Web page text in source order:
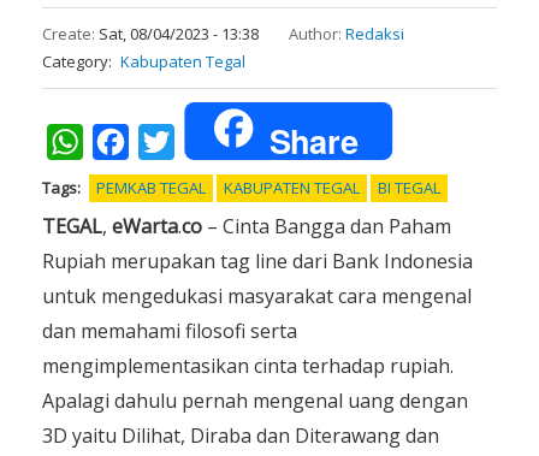
Create: Sat, 08/04/2023 - 13:38 Author: Redaksi
Category Kabupaten Tegal
WhatsAppFacebookTwitter Share
Tags PEMKAB TEGAL KABUPATEN TEGAL BI TEGAL
TEGAL, eWarta.co – Cinta Bangga dan Paham
Rupiah merupakan tag line dari Bank Indonesia
untuk mengedukasi masyarakat cara mengenal
dan memahami filosofi serta
mengimplementasikan cinta terhadap rupiah.
Apalagi dahulu pernah mengenal uang dengan
3D yaitu Dilihat, Diraba dan Diterawang dan